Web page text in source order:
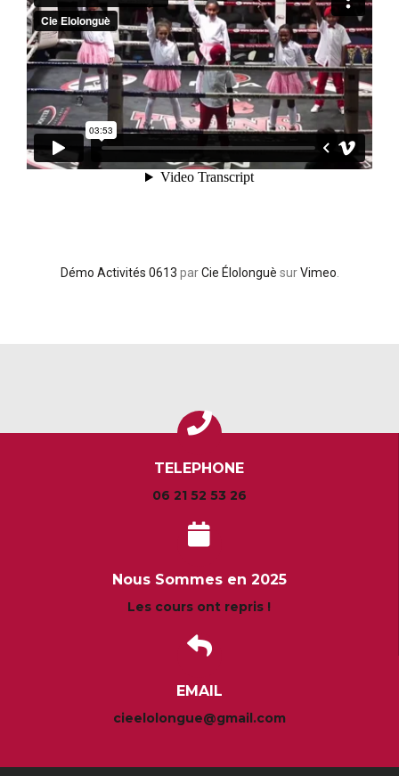
Démo Activités 0613 parCie Élolonguè surVimeo
TELEPHONE
06 21 52 53 26
Nous Sommes en 2025
Les cours ont repris !
EMAIL
cieelolongue@gmail.com